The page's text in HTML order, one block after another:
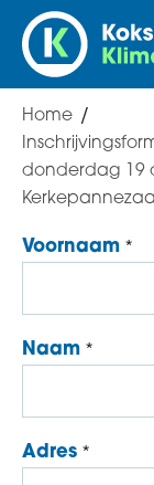
Overslaan
en
naar
inhoud
gaan
Home
donderdag 19
Kerkepannezaal
Voornaam
Naam
Adres
Adres